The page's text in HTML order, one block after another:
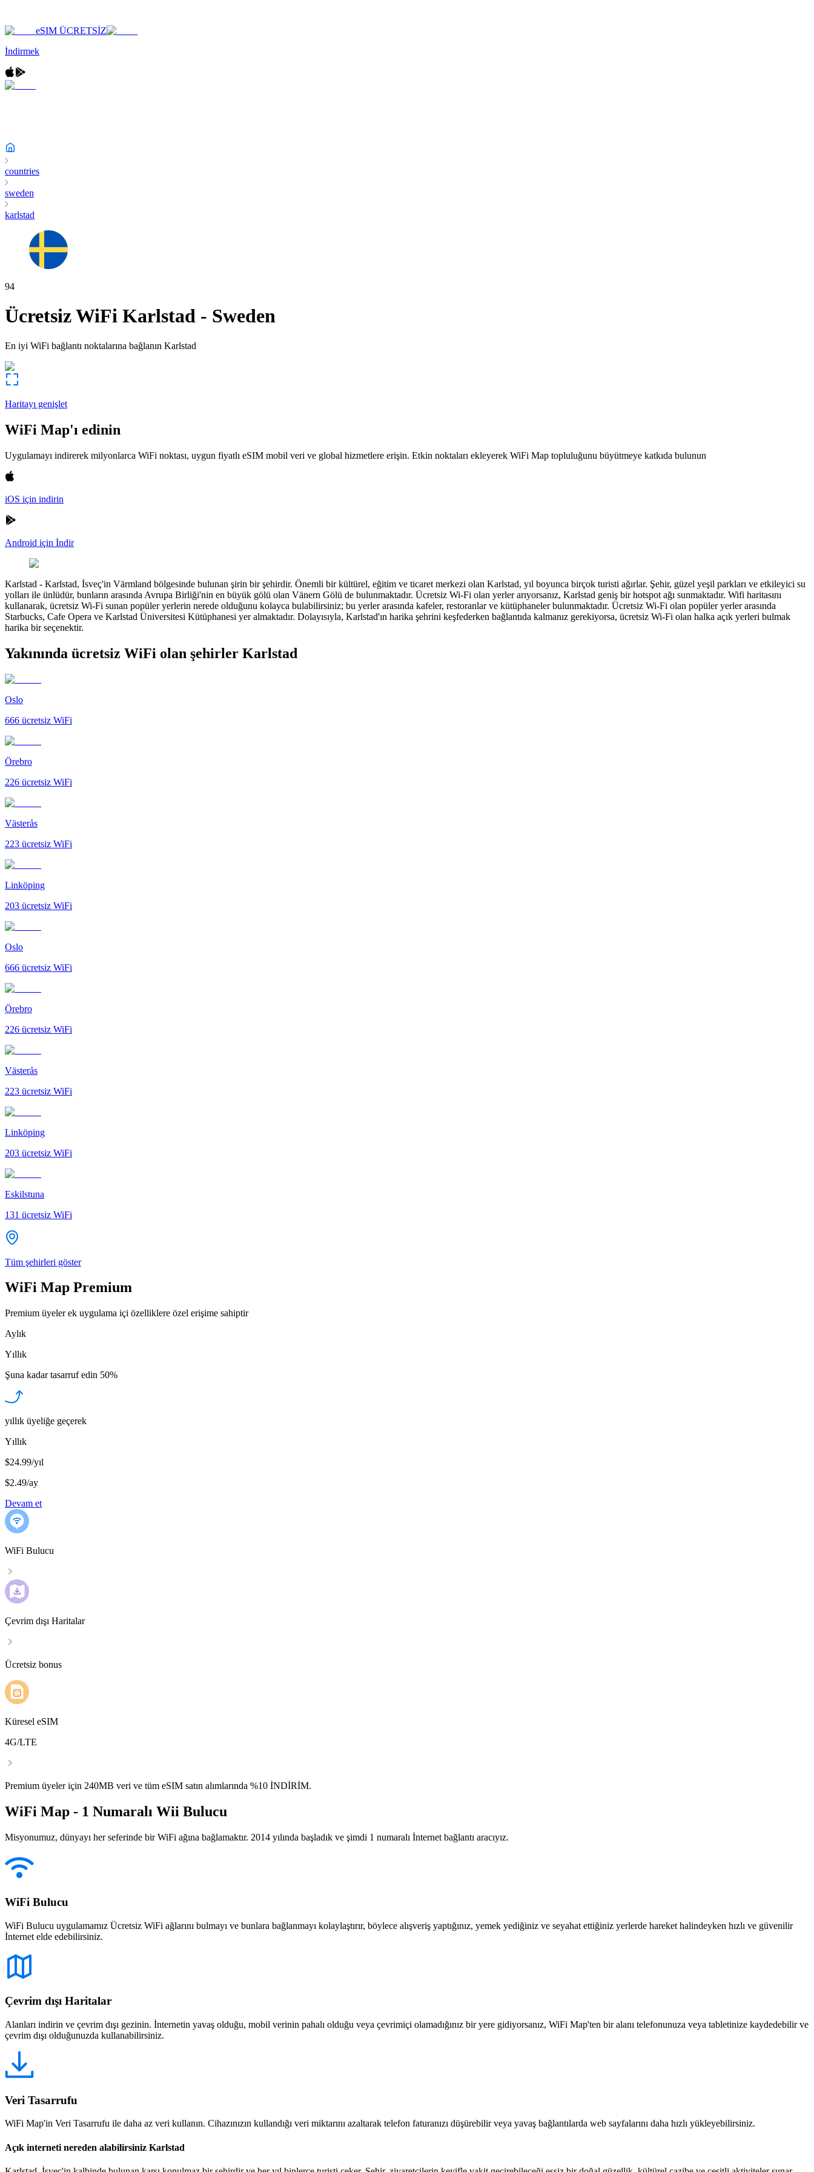
eSIM ÜCRETSİZ
İndirmek
countries
sweden
karlstad
94
Ücretsiz WiFi Karlstad - Sweden
En iyi WiFi bağlantı noktalarına bağlanın Karlstad
Haritayı genişlet
WiFi Map'ı edinin
Uygulamayı indirerek milyonlarca WiFi noktası, uygun fiyatlı eSIM mobil veri ve global hizmetlere erişin. Etkin noktaları ekleyerek WiFi Map topluluğunu büyütmeye katkıda bulunun
iOS için indirin
Android için İndir
Karlstad - Karlstad, İsveç'in Värmland bölgesinde bulunan şirin bir şehirdir. Önemli bir kültürel, eğitim ve ticaret merkezi olan Karlstad, yıl boyunca birçok turisti ağırlar. Şehir, güzel yeşil parkları ve etkileyici su
yolları ile ünlüdür, bunların arasında Avrupa Birliği'nin en büyük gölü olan Vänern Gölü de bulunmaktadır. Ücretsiz Wi-Fi olan yerler arıyorsanız, Karlstad geniş bir hotspot ağı sunmaktadır. Wifi haritasını
kullanarak, ücretsiz Wi-Fi sunan popüler yerlerin nerede olduğunu kolayca bulabilirsiniz; bu yerler arasında kafeler, restoranlar ve kütüphaneler bulunmaktadır. Ücretsiz Wi-Fi olan popüler yerler arasında
Starbucks, Cafe Opera ve Karlstad Üniversitesi Kütüphanesi yer almaktadır. Dolayısıyla, Karlstad'ın harika şehrini keşfederken bağlantıda kalmanız gerekiyorsa, ücretsiz Wi-Fi olan halka açık yerleri bulmak
harika bir seçenektir.
Yakınında ücretsiz WiFi olan şehirler Karlstad
Oslo
666 ücretsiz WiFi
Örebro
226 ücretsiz WiFi
Västerås
223 ücretsiz WiFi
Linköping
203 ücretsiz WiFi
Oslo
666 ücretsiz WiFi
Örebro
226 ücretsiz WiFi
Västerås
223 ücretsiz WiFi
Linköping
203 ücretsiz WiFi
Eskilstuna
131 ücretsiz WiFi
Tüm şehirleri göster
WiFi Map Premium
Premium üyeler ek uygulama içi özelliklere özel erişime sahiptir
Aylık
Yıllık
Şuna kadar tasarruf edin 50%
yıllık üyeliğe geçerek
Yıllık
$24.99/yıl
$2.49/ay
Devam et
WiFi Bulucu
Çevrim dışı Haritalar
Ücretsiz bonus
Küresel eSIM
4G/LTE
Premium üyeler için 240MB veri ve tüm eSIM satın alımlarında %10 İNDİRİM.
WiFi Map - 1 Numaralı Wii Bulucu
Misyonumuz, dünyayı her seferinde bir WiFi ağına bağlamaktır. 2014 yılında başladık ve şimdi 1 numaralı İnternet bağlantı aracıyız.
WiFi Bulucu
WiFi Bulucu uygulamamız Ücretsiz WiFi ağlarını bulmayı ve bunlara bağlanmayı kolaylaştırır, böylece alışveriş yaptığınız, yemek yediğiniz ve seyahat ettiğiniz yerlerde hareket halindeyken hızlı ve güvenilir
İnternet elde edebilirsiniz.
Çevrim dışı Haritalar
Alanları indirin ve çevrim dışı gezinin. İnternetin yavaş olduğu, mobil verinin pahalı olduğu veya çevrimiçi olamadığınız bir yere gidiyorsanız, WiFi Map'ten bir alanı telefonunuza veya tabletinize kaydedebilir ve
çevrim dışı olduğunuzda kullanabilirsiniz.
Veri Tasarrufu
WiFi Map'in Veri Tasarrufu ile daha az veri kullanın. Cihazınızın kullandığı veri miktarını azaltarak telefon faturanızı düşürebilir veya yavaş bağlantılarda web sayfalarını daha hızlı yükleyebilirsiniz.
Açık interneti nereden alabilirsiniz Karlstad